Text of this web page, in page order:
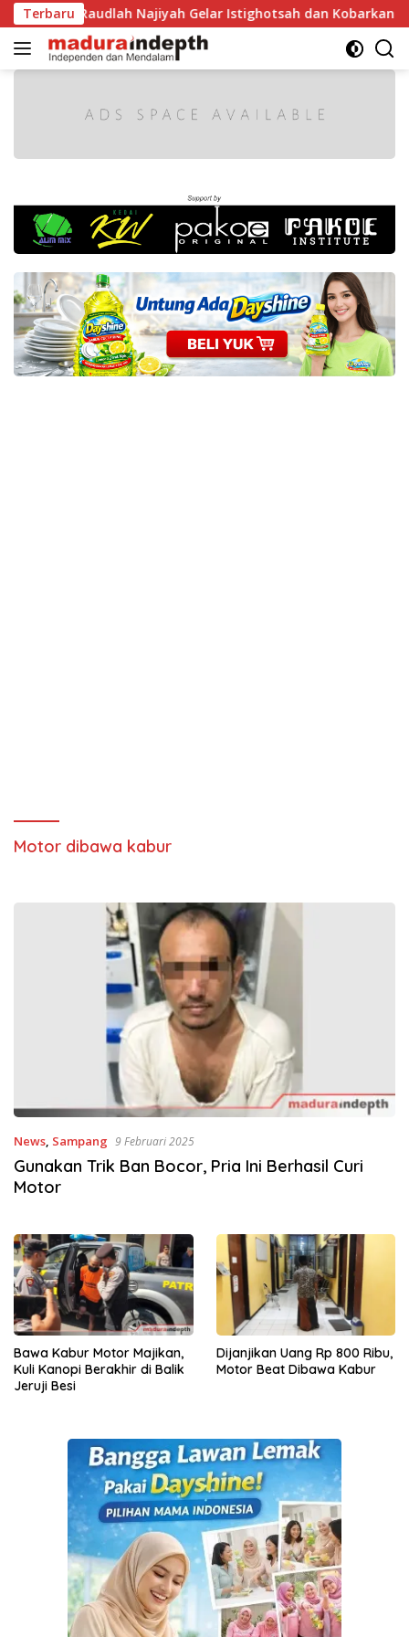
Langsung
ke
konten
Terbaru
Raudlah Najiyah Gelar Istighotsah dan Kobarkan
Motor dibawa kabur
News, Sampang 9 Februari 2025
Gunakan Trik Ban Bocor, Pria Ini Berhasil Curi
Motor
Bawa Kabur Motor Majikan,
Kuli Kanopi Berakhir di Balik
Jeruji Besi
Dijanjikan Uang Rp 800 Ribu,
Motor Beat Dibawa Kabur